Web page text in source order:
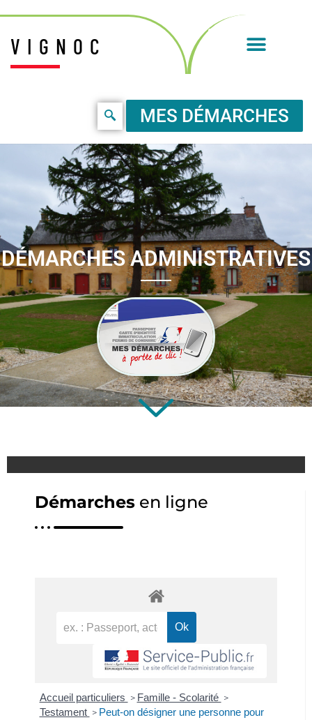
VIGNOC
MES DÉMARCHES
DÉMARCHES ADMINISTRATIVES
Démarches en ligne
Accueil particuliers > Famille - Scolarité >
Testament > Peut-on désigner une personne pour